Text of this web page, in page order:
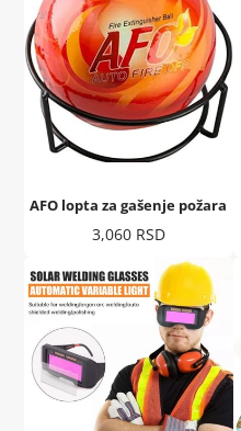
AFO lopta za gašenje požara
Cena
3,060 RSD